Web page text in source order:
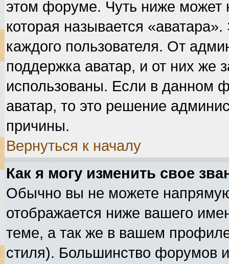
этом форуме. Чуть ниже может
которая называется
каждого пользователя. От
поддержка аватар, и от них же
использованы. Если в данном
аватар, то это решение
причины.
Вернуться к началу
Как я могу изменить свое
Обычно вы не можете
отображается ниже вашего
теме, а так же в вашем
стиля). Большинство форумов